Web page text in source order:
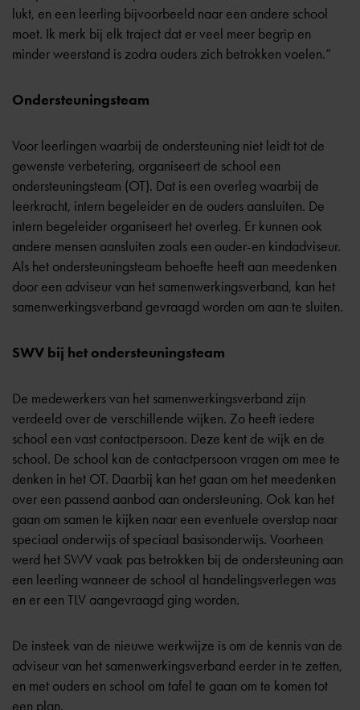
lukt, en een leerling bijvoorbeeld naar een andere school
moet. Ik merk bij elk traject dat er veel meer begrip en
minder weerstand is zodra ouders zich betrokken voelen.”
Ondersteuningsteam
Voor leerlingen waarbij de ondersteuning niet leidt tot de
gewenste verbetering, organiseert de school een
ondersteuningsteam (OT). Dat is een overleg waarbij de
leerkracht, intern begeleider en de ouders aansluiten. De
intern begeleider organiseert het overleg. Er kunnen ook
andere mensen aansluiten zoals een ouder-en kindadviseur.
Als het ondersteuningsteam behoefte heeft aan meedenken
door een adviseur van het samenwerkingsverband, kan het
samenwerkingsverband gevraagd worden om aan te sluiten.
SWV bij het ondersteuningsteam
De medewerkers van het samenwerkingsverband zijn
verdeeld over de verschillende wijken. Zo heeft iedere
school een vast contactpersoon. Deze kent de wijk en de
school. De school kan de contactpersoon vragen om mee te
denken in het OT. Daarbij kan het gaan om het meedenken
over een passend aanbod aan ondersteuning. Ook kan het
gaan om samen te kijken naar een eventuele overstap naar
speciaal onderwijs of speciaal basisonderwijs. Voorheen
werd het SWV vaak pas betrokken bij de ondersteuning aan
een leerling wanneer de school al handelingsverlegen was
en er een TLV aangevraagd ging worden.
De insteek van de nieuwe werkwijze is om de kennis van de
adviseur van het samenwerkingsverband eerder in te zetten,
en met ouders en school om tafel te gaan om te komen tot
een plan.